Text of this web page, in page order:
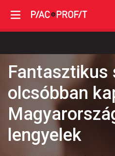
Fantasztikus
olcsóbban
lengyelek